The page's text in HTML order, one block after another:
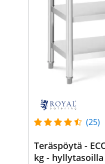
(25)
Teräspöytä -
kg -